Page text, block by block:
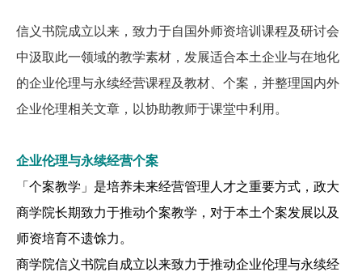
信义书院成立以来，致力于自国外师资培训课程及研讨会
中汲取此一领域的教学素材，发展适合本土企业与在地化
的企业伦理与永续经营课程及教材、个案，并整理国内外
企业伦理相关文章，以协助教师于课堂中利用。
企业伦理与永续经营个案
「个案教学」是培养未来经营管理人才之重要方式，政大
商学院长期致力于推动个案教学，对于本土个案发展以及
师资培育不遗馀力。
商学院信义书院自成立以来致力于推动企业伦理与永续经